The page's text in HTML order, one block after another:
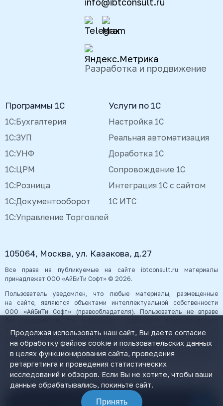
Разработка и продвижение
Программы 1С
1С:Бухгалтерия
1С:ЗУП
1С:УНФ
1С:ЦРМ
1С:Розница
1С:Документооборот
1С:Управление Торговлей
Услуги по 1С
Настройка 1С
Реальная автоматизация
Доработка 1С
Сопровождение 1С
Интеграция 1С с сайтом
1С ИТС
105064, Москва, ул. Казакова, д.27
Все права на публикуемые на сайте ibtconsult.ru материалы
принадлежат ООО «АйБиТи Софт» © 2026.
Пользователь уведомлен, что любые материалы, размещенные
на сайте, являются объектами интеллектуальной собственности
ООО «АйБиТи Софт» (правообладателя). Пользователь не вправе
осуществлять какие-либо действия с объектами интеллектуальной
собственности, в противном случае, правообладатель оставляет
за собой право на взыскание штрафов, предусмотренных
законодательством РФ, а также на обращение в компетентные органы
за защитой своих прав и законных интересов.
Любая информация, представленная на данном сайте, носит
исключительно информационный характер и ни при каких условиях
не является публичной офертой, определяемой положениями статьи
Продолжая использовать наш сайт, Вы даете согласие
на обработку файлов cookie и пользовательских данных
в целях функционирования сайта, проведения
ретаргетинга и проведения статистических
исследований и обзоров. Если Вы не хотите, чтобы ваши
данные обрабатывались, покиньте сайт.
Принять
Связаться с менеджером